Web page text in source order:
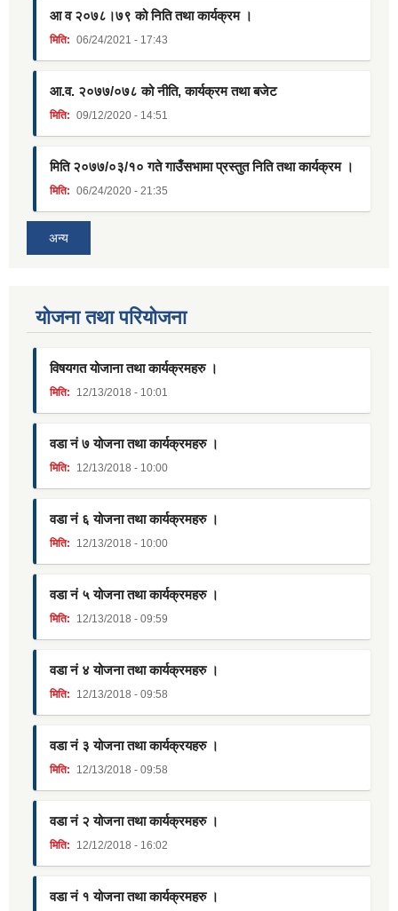
आ व २०७८।७९ को निति तथा कार्यक्रम ।
मिति: 06/24/2021 - 17:43
आ.व. २०७७/०७८ को नीति, कार्यक्रम तथा बजेट
मिति: 09/12/2020 - 14:51
मिति २०७७/०३/१० गते गाउँसभामा प्रस्तुत निति तथा कार्यक्रम ।
मिति: 06/24/2020 - 21:35
अन्य
याेजना तथा परियाेजना
विषयगत योजाना तथा कार्यक्रमहरु ।
मिति: 12/13/2018 - 10:01
वडा नं ७ योजना तथा कार्यक्रमहरु ।
मिति: 12/13/2018 - 10:00
वडा नं ६ योजना तथा कार्यक्रमहरु ।
मिति: 12/13/2018 - 10:00
वडा नं ५ योजना तथा कार्यक्रमहरु ।
मिति: 12/13/2018 - 09:59
वडा नं ४ योजना तथा कार्यक्रमहरु ।
मिति: 12/13/2018 - 09:58
वडा नं ३ योजना तथा कार्यक्रयहरु ।
मिति: 12/13/2018 - 09:58
वडा नं २ योजना तथा कार्यक्रमहरु ।
मिति: 12/12/2018 - 16:02
वडा नं १ योजना तथा कार्यक्रमहरु ।